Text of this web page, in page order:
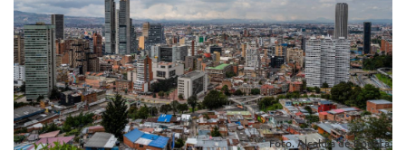
Foto. Alcaldía de Bogotá.